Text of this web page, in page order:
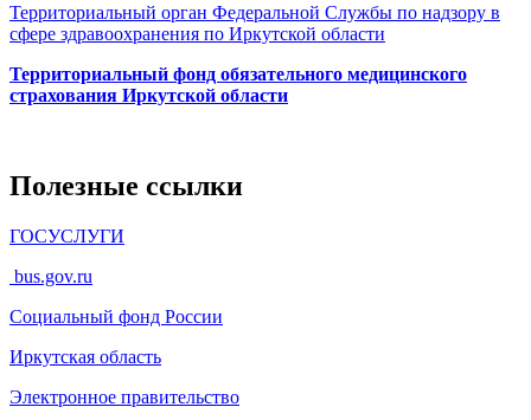
Территориальный орган Федеральной Службы по надзору в
сфере здравоохранения по Иркутской области
Территориальный фонд обязательного медицинского
страхования Иркутской области
Полезные ссылки
ГОСУСЛУГИ
bus.gov.ru
Социальный фонд России
Иркутская область
Электронное правительство